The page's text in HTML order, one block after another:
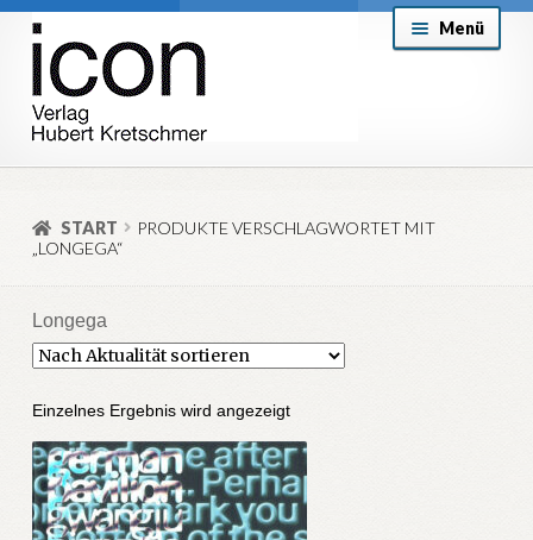
Zur
Navigation
springen
Zum
Inhalt
springen
Menü
About
Versand & Lieferung
Aktuell
START
PRODUKTE VERSCHLAGWORTET MIT
„LONGEGA“
Longega
Einzelnes Ergebnis wird angezeigt